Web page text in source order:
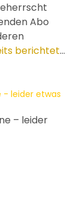
Abo
berichtet…
– leider